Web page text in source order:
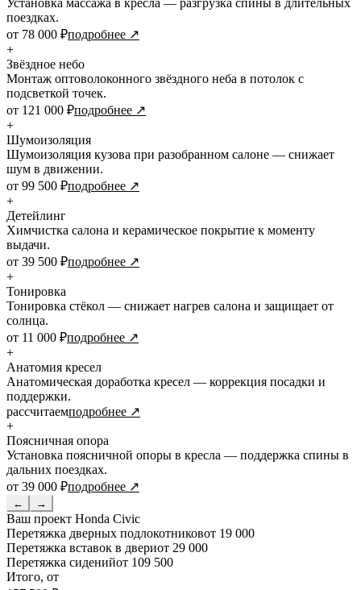
поездках.
от 78 000 ₽подробнее ↗
+
Звёздное небо
Монтаж оптоволоконного звёздного неба в потолок с
подсветкой точек.
от 121 000 ₽подробнее ↗
+
Шумоизоляция
Шумоизоляция кузова при разобранном салоне — снижает
шум в движении.
от 99 500 ₽подробнее ↗
+
Детейлинг
Химчистка салона и керамическое покрытие к моменту
выдачи.
от 39 500 ₽подробнее ↗
+
Тонировка
Тонировка стёкол — снижает нагрев салона и защищает от
солнца.
от 11 000 ₽подробнее ↗
+
Анатомия кресел
Анатомическая доработка кресел — коррекция посадки и
поддержки.
рассчитаемподробнее ↗
+
Поясничная опора
Установка поясничной опоры в кресла — поддержка спины в
дальних поездках.
от 39 000 ₽подробнее ↗
← →
Ваш проект Honda Civic
Перетяжка дверных подлокотниковот 19 000
Перетяжка вставок в двериот 29 000
Перетяжка сиденийот 109 500
Итого, от